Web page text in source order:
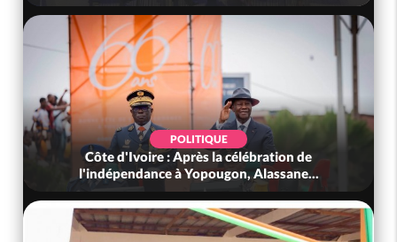
POLITIQUE
Côte d'Ivoire : Après la célébration de
l'indépendance à Yopougon, Alassane...